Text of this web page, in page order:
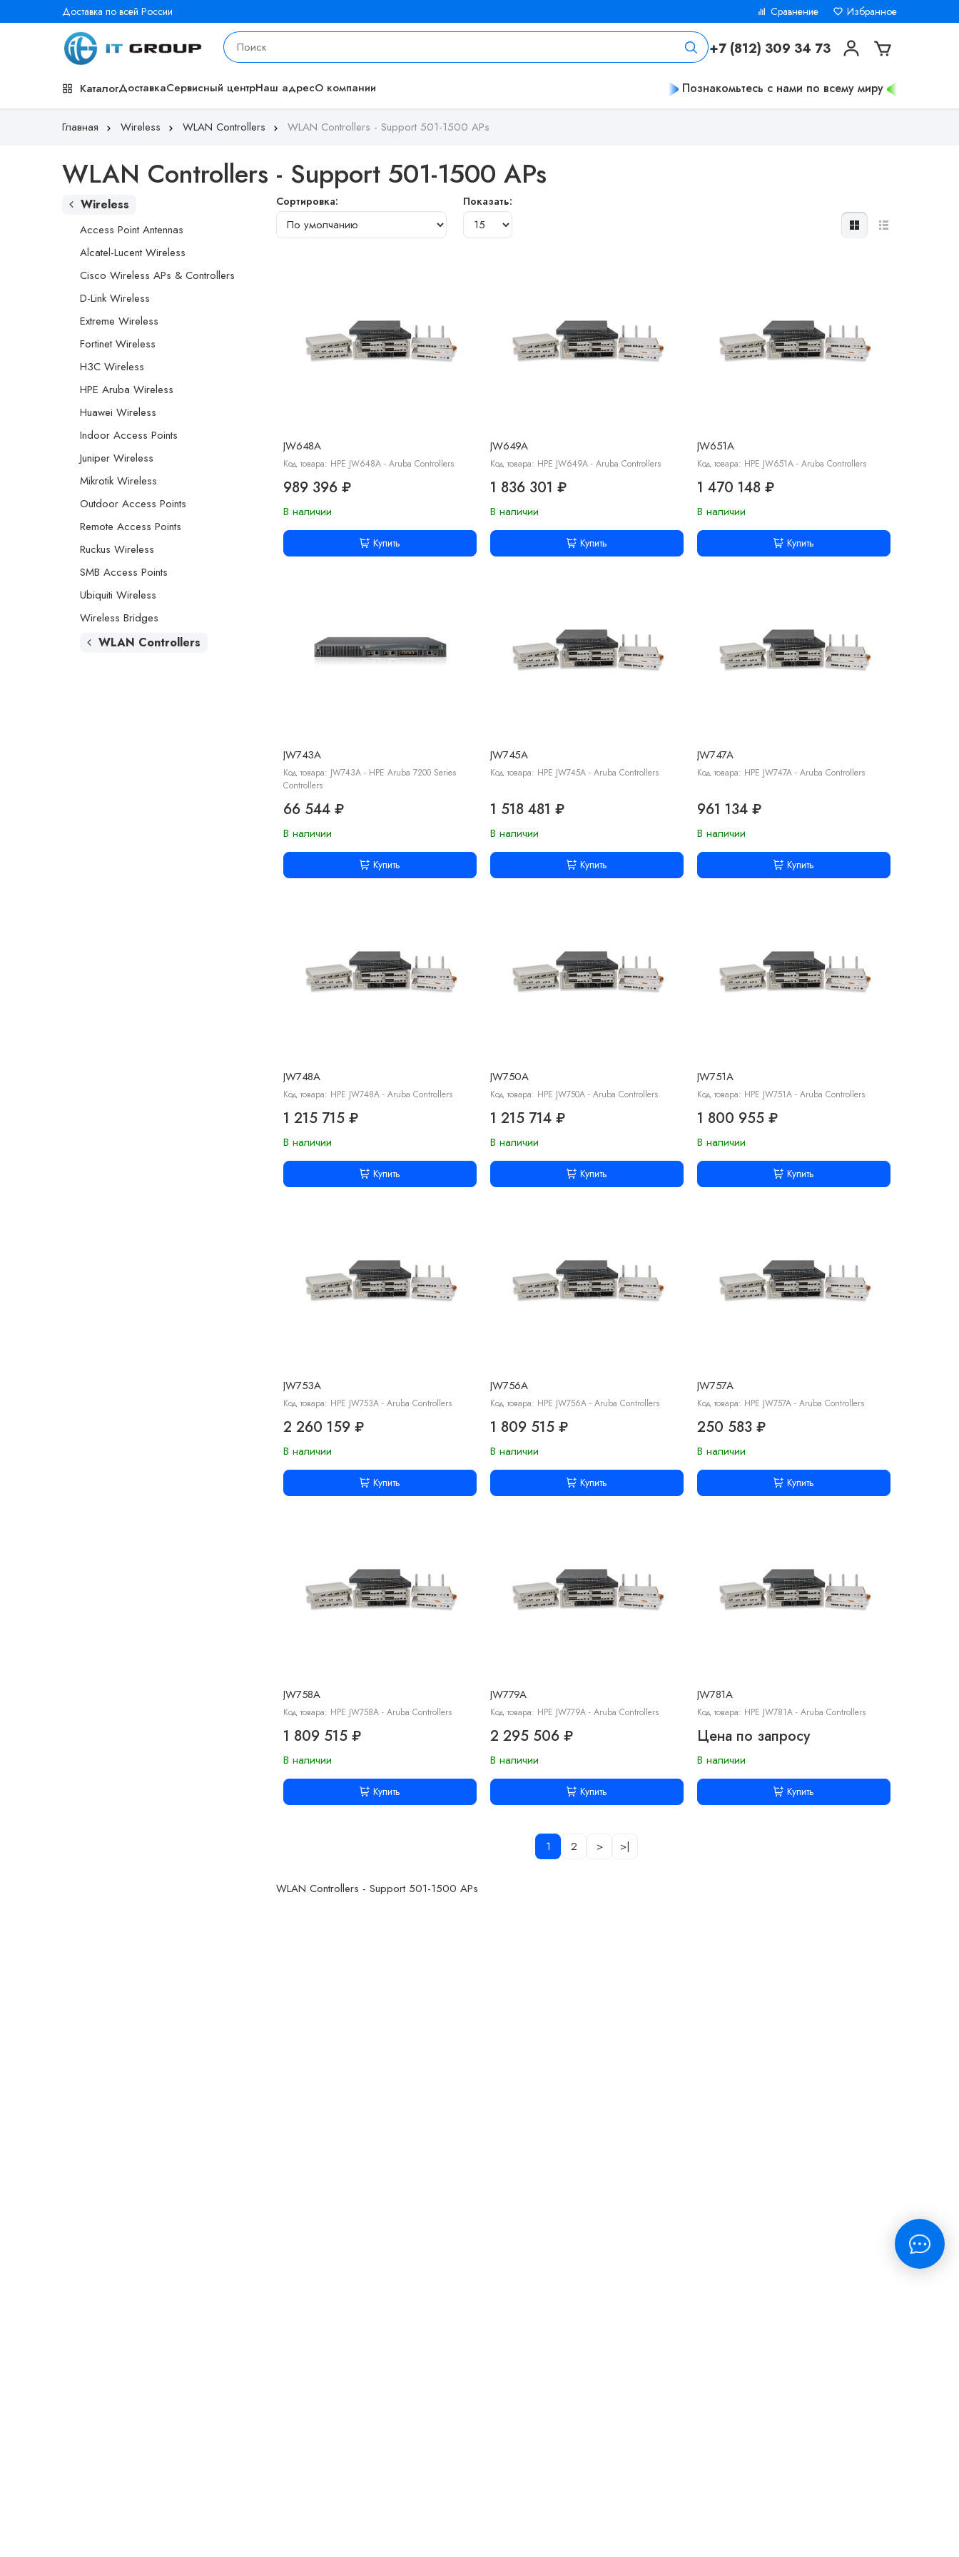
Доставка по всей России Сравнение Избранное
+7 (812) 309 34 73
КаталогДоставкаСервисный центрНаш адресО компании Познакомьтесь с нами по всему миру
Главная Wireless WLAN Controllers WLAN Controllers - Support 501-1500 APs
WLAN Controllers - Support 501-1500 APs
Wireless
Access Point Antennas
Alcatel-Lucent Wireless
Cisco Wireless APs & Controllers
D-Link Wireless
Extreme Wireless
Fortinet Wireless
H3C Wireless
HPE Aruba Wireless
Huawei Wireless
Indoor Access Points
Juniper Wireless
Mikrotik Wireless
Outdoor Access Points
Remote Access Points
Ruckus Wireless
SMB Access Points
Ubiquiti Wireless
Wireless Bridges
WLAN Controllers
Сортировка: Показать:
JW648A
Код товара: HPE JW648A - Aruba Controllers
989 396 ₽
В наличии
Купить
JW649A
Код товара: HPE JW649A - Aruba Controllers
1 836 301 ₽
В наличии
Купить
JW651A
Код товара: HPE JW651A - Aruba Controllers
1 470 148 ₽
В наличии
Купить
JW743A
Код товара: JW743A - HPE Aruba 7200 Series
Controllers
66 544 ₽
В наличии
Купить
JW745A
Код товара: HPE JW745A - Aruba Controllers
1 518 481 ₽
В наличии
Купить
JW747A
Код товара: HPE JW747A - Aruba Controllers
961 134 ₽
В наличии
Купить
JW748A
Код товара: HPE JW748A - Aruba Controllers
1 215 715 ₽
В наличии
Купить
JW750A
Код товара: HPE JW750A - Aruba Controllers
1 215 714 ₽
В наличии
Купить
JW751A
Код товара: HPE JW751A - Aruba Controllers
1 800 955 ₽
В наличии
Купить
JW753A
Код товара: HPE JW753A - Aruba Controllers
2 260 159 ₽
В наличии
Купить
JW756A
Код товара: HPE JW756A - Aruba Controllers
1 809 515 ₽
В наличии
Купить
JW757A
Код товара: HPE JW757A - Aruba Controllers
250 583 ₽
В наличии
Купить
JW758A
Код товара: HPE JW758A - Aruba Controllers
1 809 515 ₽
В наличии
Купить
JW779A
Код товара: HPE JW779A - Aruba Controllers
2 295 506 ₽
В наличии
Купить
JW781A
Код товара: HPE JW781A - Aruba Controllers
Цена по запросу
В наличии
Купить
1 2 > >|
WLAN Controllers - Support 501-1500 APs